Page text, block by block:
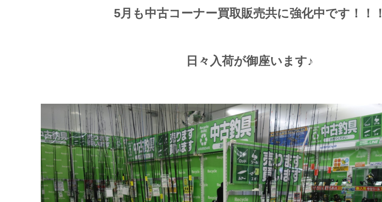
5月も中古コーナー買取販売共に強化中です！！！
日々入荷が御座います♪